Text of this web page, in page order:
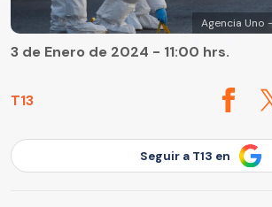
Agencia Uno
T13
3 de Enero de 2024 - 11:00 hrs.
Seguir a T13 en